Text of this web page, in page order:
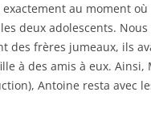
au moment où
deux adolescents.
des frères jumeaux, ils
à des amis à eux. Ainsi,
Antoine resta avec